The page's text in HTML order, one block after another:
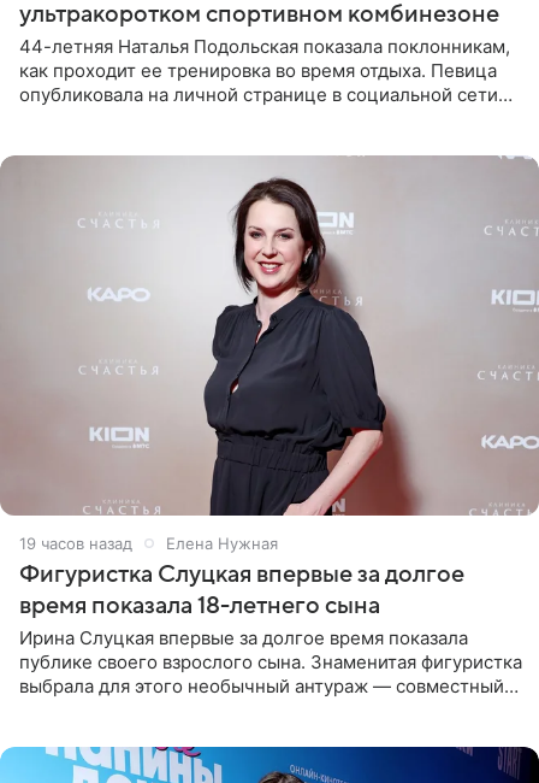
ультракоротком спортивном комбинезоне
44-летняя Наталья Подольская показала поклонникам,
как проходит ее тренировка во время отдыха. Певица
опубликовала на личной странице в социальной сети
19 часов назад Елена Нужная
Фигуристка Слуцкая впервые за долгое
время показала 18-летнего сына
Ирина Слуцкая впервые за долгое время показала
публике своего взрослого сына. Знаменитая фигуристка
выбрала для этого необычный антураж — совместный